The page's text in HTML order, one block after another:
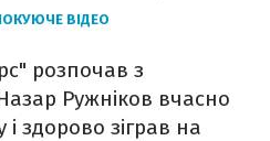
ВІДЕО
розпочав з
Ружніков вчасно
здорово зіграв на